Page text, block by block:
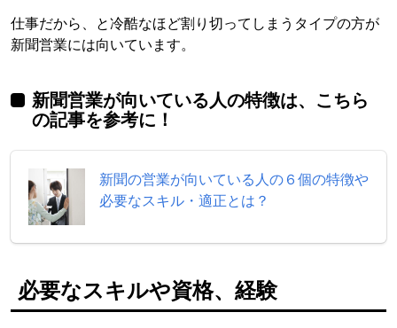
仕事だから、と冷酷なほど割り切ってしまうタイプの方が
新聞営業には向いています。
新聞営業が向いている人の特徴は、こちら
の記事を参考に！
新聞の営業が向いている人の６個の特徴や
必要なスキル・適正とは？
必要なスキルや資格、経験